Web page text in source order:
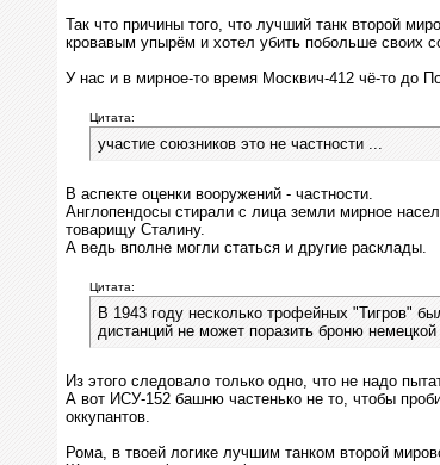
Так что причины того, что лучший танк второй
кровавым упырём и хотел убить побольше своих
У нас и в мирное-то время Москвич-412 чё-то до
Цитата:
участие союзников это не частности ...
В аспекте оценки вооружений - частности.
Англопендосы стирали с лица земли мирное
товарищу Сталину.
А ведь вполне могли статься и другие расклады.
Цитата:
В 1943 году несколько трофейных "Тигров"
дистанций не может поразить броню
Из этого следовало только одно, что не надо
А вот ИСУ-152 башню частенько не то, чтобы
оккупантов.
Рома, в твоей логике лучшим танком второй